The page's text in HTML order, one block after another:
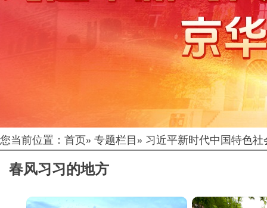
您当前位置： 首页» 专题栏目 » 习近平新时代中国特色
春风习习的地方